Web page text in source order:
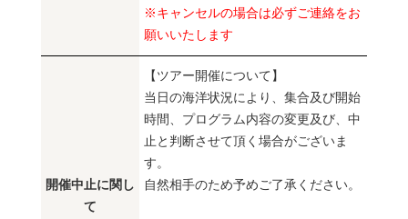
※キャンセルの場合は必ずご連絡をお
願いいたします
開催中止に関し
て
【ツアー開催について】
当日の海洋状況により、集合及び開始
時間、プログラム内容の変更及び、中
止と判断させて頂く場合がございま
す。
自然相手のため予めご了承ください。